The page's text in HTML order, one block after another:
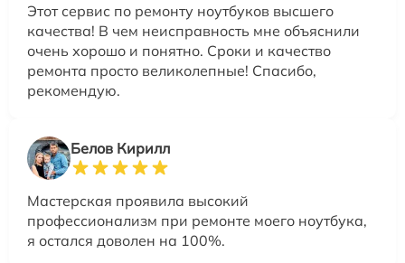
Этот сервис по ремонту ноутбуков высшего
качества! В чем неисправность мне объяснили
очень хорошо и понятно. Сроки и качество
ремонта просто великолепные! Спасибо,
рекомендую.
Белов Кирилл
Мастерская проявила высокий
профессионализм при ремонте моего ноутбука,
я остался доволен на 100%.